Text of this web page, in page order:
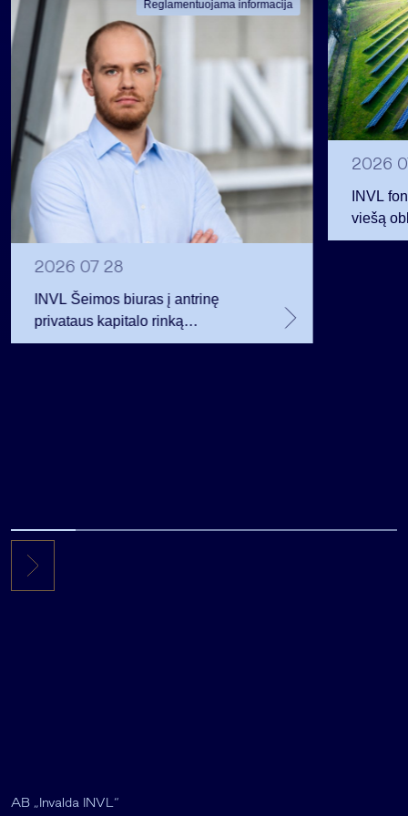
Reglamentuojama informacija
2026 07 28
INVL Šeimos biuras į antrinę
privataus kapitalo rinką
investuojantį fondą pritraukė 17,4
2026
INVL
viešą
12 mln.
AB „Invalda INVL“